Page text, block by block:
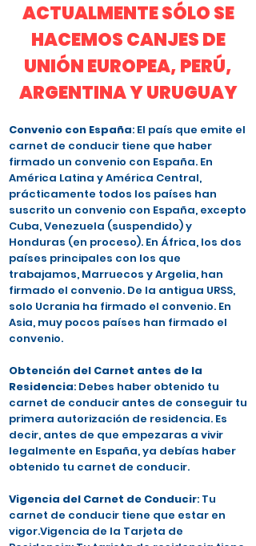
ACTUALMENTE SÓLO SE
HACEMOS CANJES DE
UNIÓN EUROPEA, PERÚ,
ARGENTINA Y URUGUAY
Convenio con España: El país que emite el
carnet de conducir tiene que haber
firmado un convenio con España. En
América Latina y América Central,
prácticamente todos los países han
suscrito un convenio con España, excepto
Cuba, Venezuela (suspendido) y
Honduras (en proceso). En África, los dos
países principales con los que
trabajamos, Marruecos y Argelia, han
firmado el convenio. De la antigua URSS,
solo Ucrania ha firmado el convenio. En
Asia, muy pocos países han firmado el
convenio.
Obtención del Carnet antes de la
Residencia: Debes haber obtenido tu
carnet de conducir antes de conseguir tu
primera autorización de residencia. Es
decir, antes de que empezaras a vivir
legalmente en España, ya debías haber
obtenido tu carnet de conducir.
Vigencia del Carnet de Conducir: Tu
carnet de conducir tiene que estar en
vigor.Vigencia de la Tarjeta de